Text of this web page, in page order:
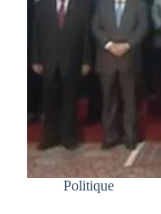
Politique